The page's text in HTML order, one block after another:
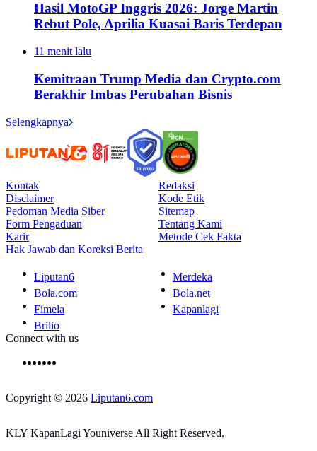
Hasil MotoGP Inggris 2026: Jorge Martin
Rebut Pole, Aprilia Kuasai Baris Terdepan
11 menit lalu
Kemitraan Trump Media dan Crypto.com
Berakhir Imbas Perubahan Bisnis
Selengkapnya
Kontak
Redaksi
Disclaimer
Kode Etik
Pedoman Media Siber
Sitemap
Form Pengaduan
Tentang Kami
Karir
Metode Cek Fakta
Hak Jawab dan Koreksi Berita
Liputan6
Merdeka
Bola.com
Bola.net
Fimela
Kapanlagi
Brilio
Connect with us
Copyright © 2026 Liputan6.com
KLY KapanLagi Youniverse All Right Reserved.